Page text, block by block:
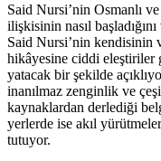
Said Nursi’nin Osmanlı
ilişkisinin nasıl
Said Nursi’nin kendisinin
hikâyesine ciddi eleştiriler
yatacak bir şekilde
inanılmaz zenginlik ve
kaynaklardan derlediği
yerlerde ise akıl
tutuyor.